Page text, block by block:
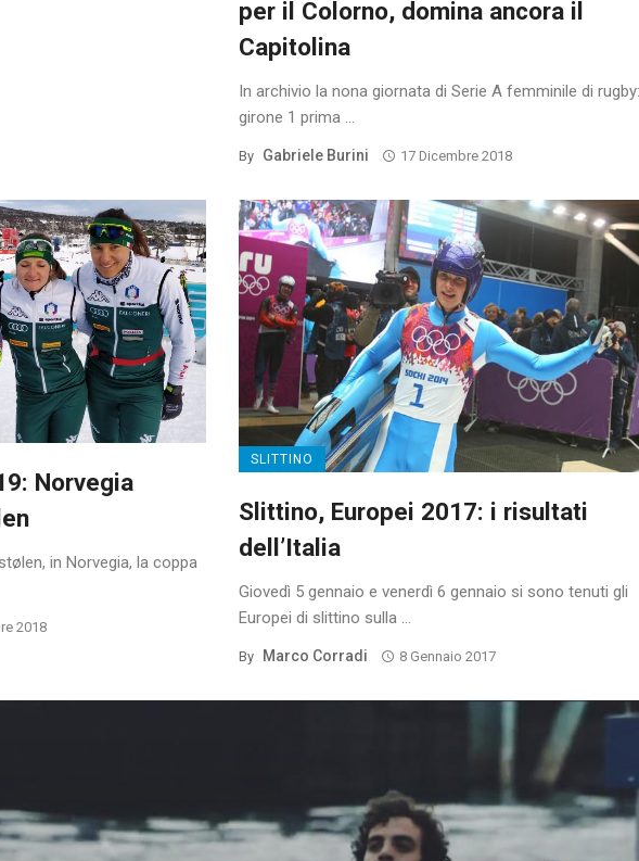
per il Colorno, domina ancora il
Capitolina
In archivio la nona giornata di Serie A femminile di
girone 1 prima ...
By Gabriele Burini 17 Dicembre 2018
Norvegia
in Norvegia, la coppa
2018
SLITTINO
Slittino, Europei 2017: i risultati
dell’Italia
Giovedì 5 gennaio e venerdì 6 gennaio si sono tenuti gli
Europei di slittino sulla ...
By Marco Corradi 8 Gennaio 2017